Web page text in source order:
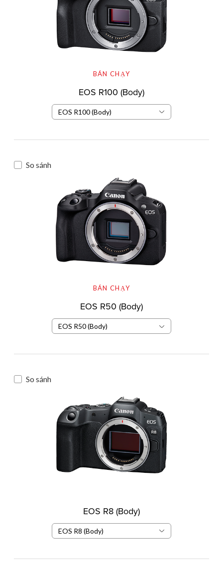
BÁN CHẠY
EOS R100 (Body)
EOS R100 (Body)
So sánh
BÁN CHẠY
EOS R50 (Body)
EOS R50 (Body)
So sánh
EOS R8 (Body)
EOS R8 (Body)